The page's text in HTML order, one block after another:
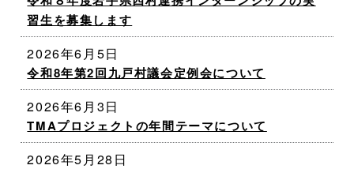
習生を募集します
2026年6月5日
令和8年第2回九戸村議会定例会について
2026年6月3日
TMAプロジェクトの年間テーマについて
2026年5月28日